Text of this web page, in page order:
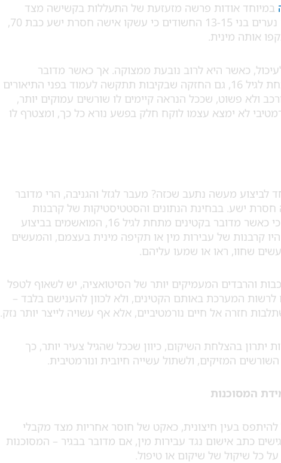
במיוחד אודות פרשה מזעזעת של התעללות בקשישה מצד
קטינים מתחת לגיל 16. מדובר היה ב-11 נערים בני 13-15 החשודים כי עשקו אישה חסרת ישע כבת 70,
אותה מינית.
כאשר היא לרוב נובעת ממצוקה. אך כאשר מדובר
בעבירות כה קשות ומורכבות, ובנוער מתחת לגיל 16, גם החזקה שבקיבות תתקשה לעמוד בפני התיאורים
ולא פשוט, שככל הנראה קיימים לו שורשים עמוקים יותר,
לא ימצא עצמו לוקח חלק בפשע נורא כל כך, ומצטרף לו
לביצוע מעשה נתעב שכזה? מעבר לגזל והגניבה, הרי מדובר
ישע. בבחינת הנתונים והסטטיסטיקות של קרבנות
בקטינים מתחת לגיל 16, המואשמים בביצוע
קרבנות של עבירות מין או תקיפה מינית בעצמם, והמעשים
שחוו, ראו או שמעו עליהם.
והרבדים המעמיקים יותר של הסיטואציה, יש לשאוף לטפל
המערכת באותם הקטינים, ולא לכוון להענישם בלבד –
חזרה אל חיים נורמטיביים, אלא אף עשויה לייצר יותר נזק.
יתרון בהצלחת השיקום, כיוון שככל שהגיל צעיר יותר, כך
המזיקים, ולשתול עשייה חיובית ונורמטיבית.
המסוכנות
להיתפס בעין חיצונית, כאקט של חוסר אחריות מצד מקבלי
כתב אישום נגד עבירות מין, אם מדובר בבגיר – המסוכנות
כל שיקול של שיקום או טיפול.